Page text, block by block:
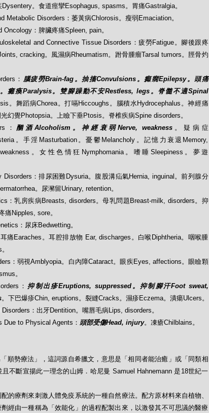
。食道痙攣Esophagus, spasms。胃痛Gastralgia。
Metabolic Disorders：萎黃病Chlorosis。瘦弱Emaciation。
：脾臟疼痛Spleen, pain。
and Connective Tissue Disorders：疲勞Fatigue。腳後跟疼
cracking。風濕病Rheumatism。跗骨腫瘤Tarsal tumors。脛骨灼
： 腦疲勞Brain-fag。抽搐Convulsions。癲癇Epilepsy。頭痛
癱瘓Paralysis。雙腳躁動不安Restless, legs。脊髓不適Spinal
。舞蹈病Chorea。打嗝Hiccoughs。腦積水Hydrocephalus。神經痛
幻覺Photopsia。上瞼下垂Ptosis。脊椎疾病Spine disorders。
： 酗酒Alcoholism。神經衰弱Nerve, weakness。疑病症
。手淫Masturbation。憂鬱Melancholy。記憶力衰退Memory,
。女性色情狂Nymphomania。嗜睡Sleepiness。夢遊
：排尿困難Dysuria。腹股溝疝氣Hernia, inguinal。前列腺分
。尿瀦留Urinary, retention。
：乳房疾病Breasts, disorders。母乳問題Breast-milk, disorders。抑
痛Nipples, sore。
：尿床Bedwetting。
痛Earaches。耳腔排放物 Ear, discharges。白喉Diphtheria。咽喉腫
：弱視Amblyopia。白內障Cataract。眼疾Eyes, affections。眼瞼顆
。
： 抑制出疹Eruptions, suppressed。抑制腳汗Foot sweat,
。下巴爆疹Chin, eruptions。裂縫Cracks。濕疹Eczema。潰瘍Ulcers。
：出牙Dentition。嘴唇毛病Lips, disorders。
Due to Physical Agents： 頭部受傷Head, injury。凍瘡Chilblains。
「順勢療法」，這詞源自希臘文，意思是「相同者能治癒」或「同類相
不斷宣揚此一理念的山姆．哈尼曼 Samuel Hahnemann 是18世紀一
的療劑來刺激人體免疫系統的一種自然療法。配方原材料來自植物、
經由一種稱為「效能化」的過程配製出來，以激發其不可思議的醫療